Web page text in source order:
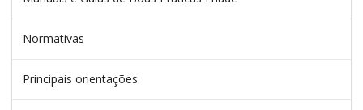
Normativas
Principais orientações